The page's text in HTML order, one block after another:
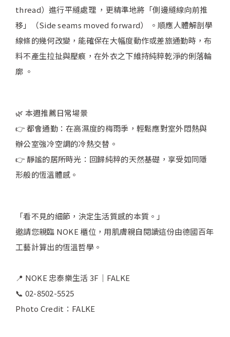
thread）進行平縫處理 ，更精準地將「側邊縫線向前推
移」（Side seams moved forward） 。順應人體解剖學
線條的幾何改變，能確保在大幅度動作或差旅通勤時，布
料不產生拉扯與壓痕，在外衣之下維持純粹乾淨的俐落輪
廓 。
🌿 本週推薦日常場景
👉 都會通勤：在高濕度的梅雨季，輕鬆應對室外悶熱與
辦公室強冷空調的冷熱交替。
👉 靜謐的居所時光：回歸純粹的天然基礎，享受如同隱
形般的恆溫體感。
「看不見的細節，決定生活質感的本質。」
邀請您親臨 NOKE 櫃位，用肌膚親自閱讀這份由德國百年
工藝計算出的恆溫哲學。
📍 NOKE 忠泰樂生活 3F｜FALKE
📞 02-8502-5525
Photo Credit：FALKE